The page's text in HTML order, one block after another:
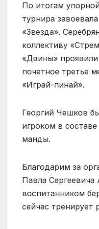
По итогам
турни­ра
«Звезда».
кол­лективу
«Двины» проявили
почетное третье
«Играй-пинай».
Георгий Чешков
игроком в
манды.
Благодарим за
Павла Сергее­вича
воспитанником
сейчас тренирует